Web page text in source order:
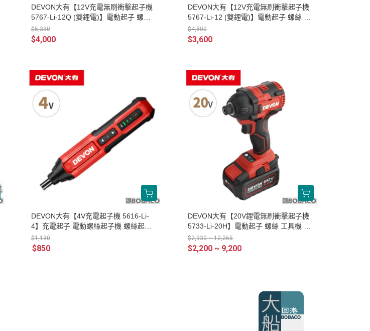
DEVON大有【12V充電無刷衝擊起子機
5767-Li-12Q (雙鋰電)】電動起子 螺絲
工具機 電鑽 衝擊鑽
$5,330
$4,000
DEVON大有【12V充電無刷衝擊起子機
5767-Li-12 (雙鋰電)】電動起子 螺絲 工
具機 電鑽 衝擊鑽
$4,800
$3,600
DEVON大有【4V充電起子機 5616-Li-
4】充電起子 電動螺絲起子機 螺絲起子
DIY 修繕工具
$1,130
$850
DEVON大有【20V鋰電無刷衝擊起子機
5733-Li-20H】電動起子 螺絲 工具機 電
鑽 衝擊鑽
$2,930 ~ 12,265
$2,200 ~ 9,200